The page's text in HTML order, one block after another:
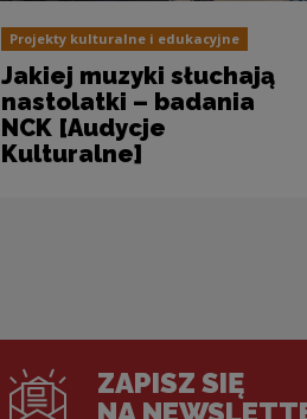
Projekty kulturalne i edukacyjne
Jakiej muzyki słuchają
nastolatki – badania
NCK [Audycje
Kulturalne]
ZAPISZ SIĘ